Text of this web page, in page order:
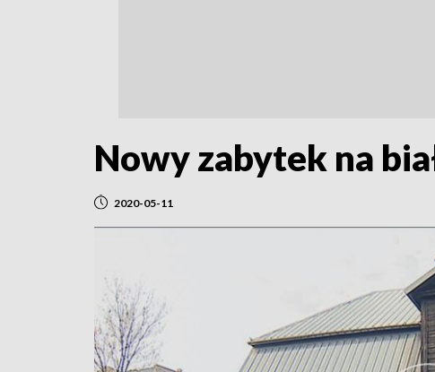
Nowy zabytek na
2020-05-11